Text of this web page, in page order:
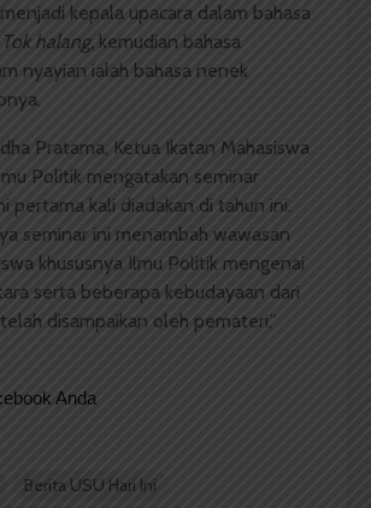
kepala upacara dalam bahasa
Tok halang, kemudian bahasa
nyayian ialah bahasa nenek
Pratama, Ketua Ikatan Mahasiswa
Politik mengatakan seminar
pertama kali diadakan di tahun ini.
seminar ini menambah wawasan
khususnya Ilmu Politik mengenai
serta beberapa kebudayaan dari
disampaikan oleh pemateri,”
Anda
Berita USU Hari Ini